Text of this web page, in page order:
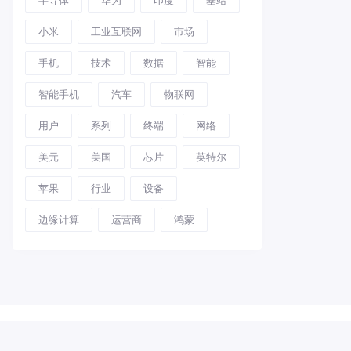
小米 工业互联网 市场
手机 技术 数据 智能
智能手机 汽车 物联网
用户 系列 终端 网络
美元 美国 芯片 英特尔
苹果 行业 设备
边缘计算 运营商 鸿蒙